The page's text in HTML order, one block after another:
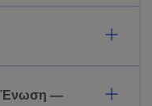
Ένωση —